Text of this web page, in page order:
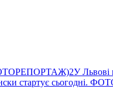
2У Львові
стартує сьогодні.